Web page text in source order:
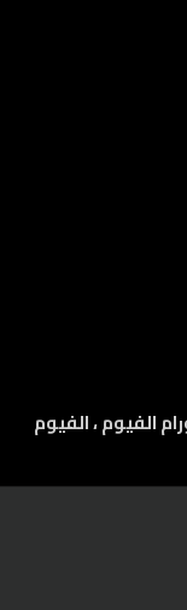
الفيوم ، الفيوم